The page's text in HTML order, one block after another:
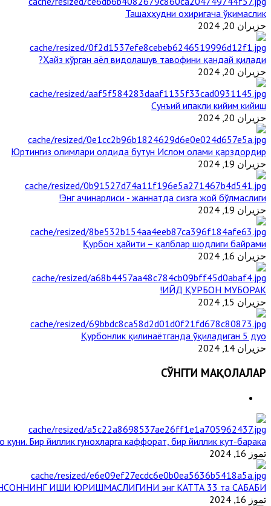
Ташаҳҳудни охиригача ўқимаслик
حزيران 20, 2024
Ҳайз кўрган аёл видолашув тавофини қандай қилади?
حزيران 20, 2024
Сунъий ипакли кийим кийиш
حزيران 20, 2024
Юртингиз олимлари олдида бутун Ислом олами қарздордир
حزيران 19, 2024
Энг ачинарлиси - жаннатда сизга жой бўлмаслиги!
حزيران 19, 2024
Қурбон ҳайити – қалблар шодлиги байрами
حزيران 16, 2024
ИЙД ҚУРБОН МУБОРАК!
حزيران 15, 2024
Қурбонлик қилинаётганда ўқиладиган 5 дуо
حزيران 14, 2024
СЎНГГИ МАҚОЛАЛАР
куни. Бир йиллик гуноҳларга каффорат, бир йиллик қут-барака
تموز 16, 2024
ИШИ ЮРИШМАСЛИГИНИ энг КАТТА 33 та САБАБИ
تموز 16, 2024